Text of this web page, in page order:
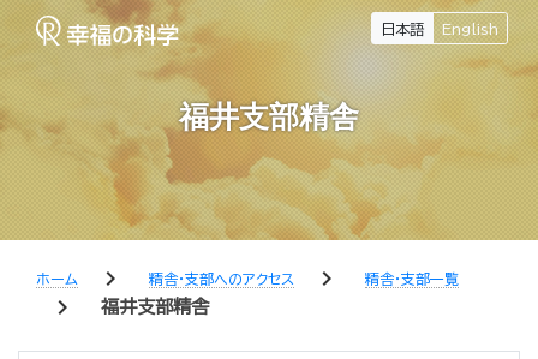
日本語 English
福井支部精舎
ホーム chevron_right 精舎・支部へのアクセス chevron_right 精舎・支部一覧
chevron_right 福井支部精舎